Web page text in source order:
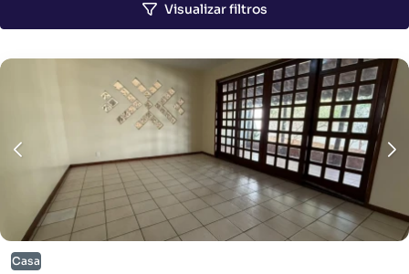
Visualizar filtros
Casa